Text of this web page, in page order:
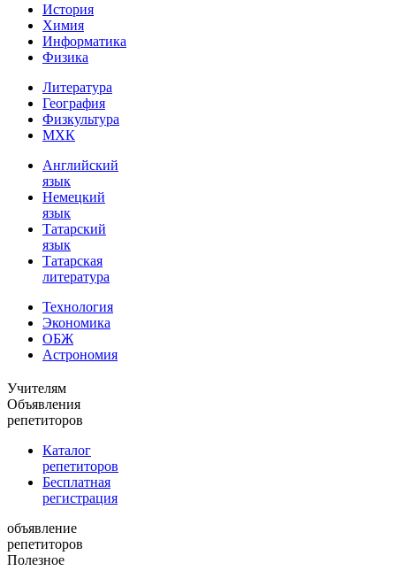
История
Химия
Информатика
Физика
Литература
География
Физкультура
МХК
Английский
язык
Немецкий
язык
Татарский
язык
Татарская
литература
Технология
Экономика
ОБЖ
Астрономия
Учителям
Объявления
репетиторов
Каталог
репетиторов
Бесплатная
регистрация
объявление
репетиторов
Полезное